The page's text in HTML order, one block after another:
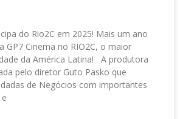
do Rio2C em 2025! Mais um ano
GP7 Cinema no RIO2C, o maior
da América Latina! A produtora
pelo diretor Guto Pasko que
de Negócios com importantes